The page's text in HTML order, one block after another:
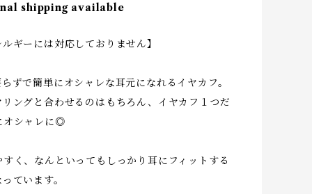
shipping available
ギーには対応しておりません】
ずで簡単にオシャレな耳元になれるイヤカフ。
ングと合わせるのはもちろん、イヤカフ１つだ
オシャレに◎
く、なんといってもしっかり耳にフィットする
ています。